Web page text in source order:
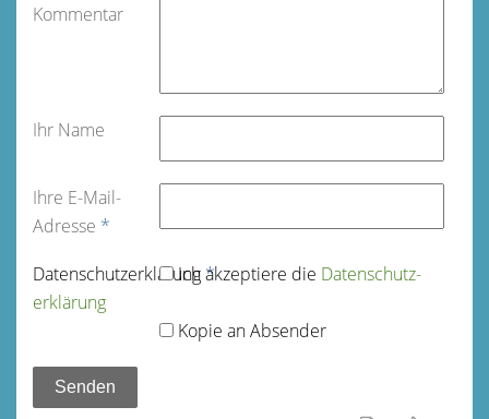
Kommentar
Ihr Name
Ihre E-Mail-
Adresse *
Datenschutz­erklärung*
Ich akzeptiere die Datenschutz­
erklärung
Kopie an Absender